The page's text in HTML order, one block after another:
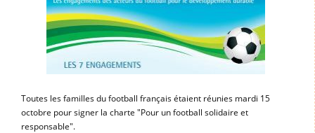
Toutes les familles du football français étaient réunies mardi 15
octobre pour signer la charte "Pour un football solidaire et
responsable".